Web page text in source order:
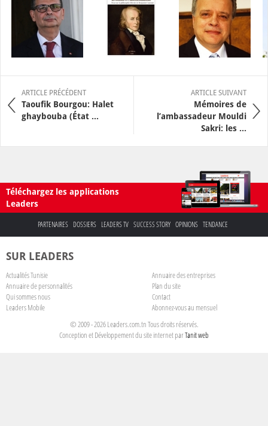
ARTICLE PRÉCÉDENT
Taoufik Bourgou: Halet
ghaybouba (État ...
ARTICLE SUIVANT
Mémoires de
l’ambassadeur Mouldi
Sakri: les ...
Téléchargez les applications
Leaders
PARTENAIRES DOSSIERS LEADERS TV SUCCESS STORY OPINIONS TENDANCE
SUR LEADERS
Actualités Tunisie
Annuaire des entreprises
Annuaire de personnalités
Plan du site
Qui sommes nous
Contact
Leaders Mobile
Abonnez-vous au mensuel
© 2009 - 2026 Leaders.com.tn Tous droits réservés.
Conception et Développement du site internet parTanit web